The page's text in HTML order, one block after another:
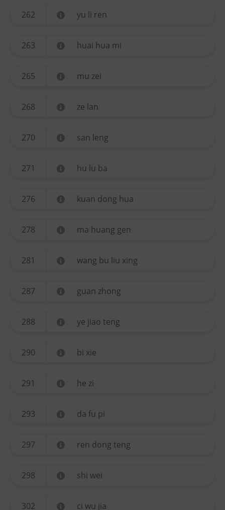
262 yu li ren
263 huai hua mi
265 mu zei
268 ze lan
270 san leng
271 hu lu ba
276 kuan dong hua
278 ma huang gen
281 wang bu liu xing
287 guan zhong
288 ye jiao teng
290 bi xie
291 he zi
293 da fu pi
297 ren dong teng
298 shi wei
302 ci wu jia